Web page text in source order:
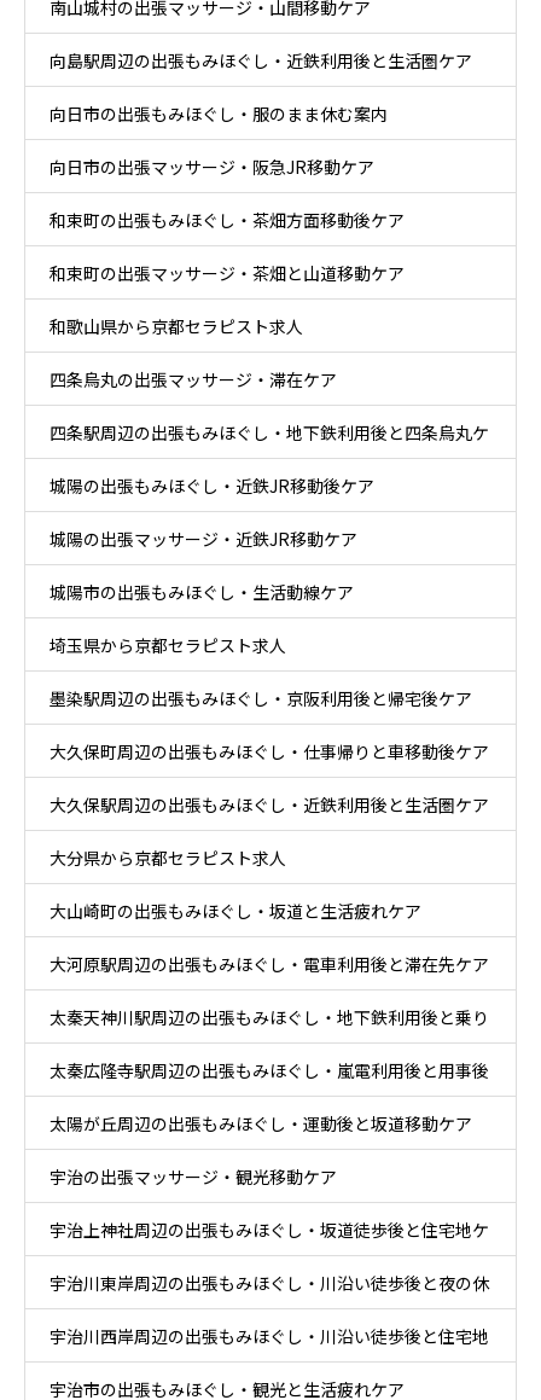
南山城村の出張マッサージ・山間移動ケア
向島駅周辺の出張もみほぐし・近鉄利用後と生活圏ケア
向日市の出張もみほぐし・服のまま休む案内
向日市の出張マッサージ・阪急JR移動ケア
和束町の出張もみほぐし・茶畑方面移動後ケア
和束町の出張マッサージ・茶畑と山道移動ケア
和歌山県から京都セラピスト求人
四条烏丸の出張マッサージ・滞在ケア
四条駅周辺の出張もみほぐし・地下鉄利用後と四条烏丸ケ
ア
城陽の出張もみほぐし・近鉄JR移動後ケア
城陽の出張マッサージ・近鉄JR移動ケア
城陽市の出張もみほぐし・生活動線ケア
埼玉県から京都セラピスト求人
墨染駅周辺の出張もみほぐし・京阪利用後と帰宅後ケア
大久保町周辺の出張もみほぐし・仕事帰りと車移動後ケア
大久保駅周辺の出張もみほぐし・近鉄利用後と生活圏ケア
大分県から京都セラピスト求人
大山崎町の出張もみほぐし・坂道と生活疲れケア
大河原駅周辺の出張もみほぐし・電車利用後と滞在先ケア
太秦天神川駅周辺の出張もみほぐし・地下鉄利用後と乗り
換え後ケア
太秦広隆寺駅周辺の出張もみほぐし・嵐電利用後と用事後
ケア
太陽が丘周辺の出張もみほぐし・運動後と坂道移動ケア
宇治の出張マッサージ・観光移動ケア
宇治上神社周辺の出張もみほぐし・坂道徒歩後と住宅地ケ
ア
宇治川東岸周辺の出張もみほぐし・川沿い徒歩後と夜の休
息ケア
宇治川西岸周辺の出張もみほぐし・川沿い徒歩後と住宅地
帰宅ケア
宇治市の出張もみほぐし・観光と生活疲れケア